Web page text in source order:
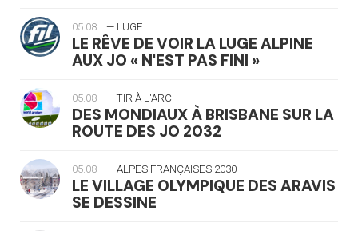
05.08 — LUGE
LE RÊVE DE VOIR LA LUGE ALPINE
AUX JO « N'EST PAS FINI »
05.08 — TIR À L'ARC
DES MONDIAUX À BRISBANE SUR LA
ROUTE DES JO 2032
05.08 — ALPES FRANÇAISES 2030
LE VILLAGE OLYMPIQUE DES ARAVIS
SE DESSINE